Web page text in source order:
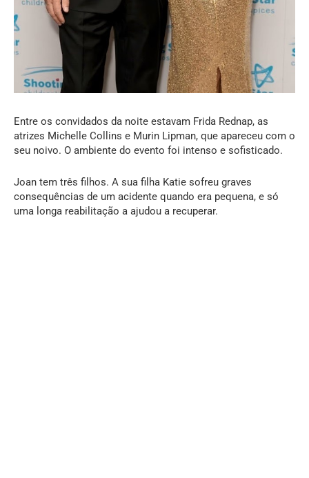
Entre os convidados da noite estavam Frida Rednap, as
atrizes Michelle Collins e Murin Lipman, que apareceu com o
seu noivo. O ambiente do evento foi intenso e sofisticado.
Joan tem três filhos. A sua filha Katie sofreu graves
consequências de um acidente quando era pequena, e só
uma longa reabilitação a ajudou a recuperar.